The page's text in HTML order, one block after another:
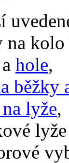
na
a hole,
běžky
lyže,
lyže